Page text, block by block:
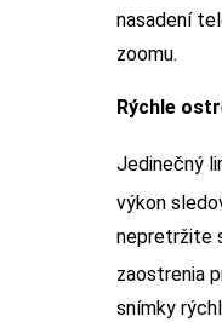
nasadení
zoomu.
Rýchle
Jedinečný
výkon
nepretržite
zaostrenia
snímky